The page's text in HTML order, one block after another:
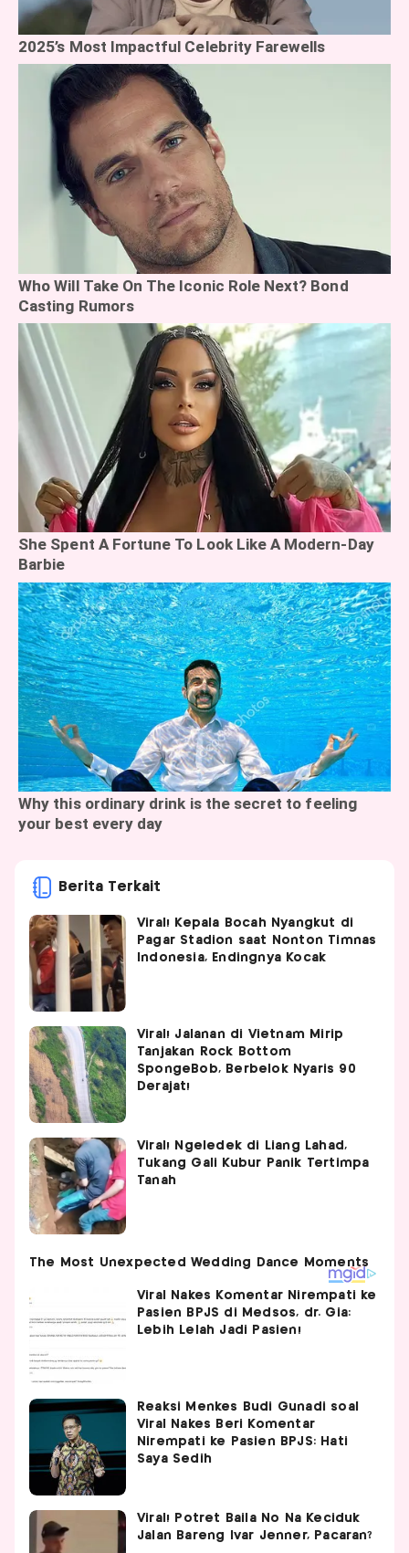
Berita Terkait
Viral! Kepala Bocah Nyangkut di
Pagar Stadion saat Nonton Timnas
Indonesia, Endingnya Kocak
Viral! Jalanan di Vietnam Mirip
Tanjakan Rock Bottom
SpongeBob, Berbelok Nyaris 90
Derajat!
Viral! Ngeledek di Liang Lahad,
Tukang Gali Kubur Panik Tertimpa
Tanah
Viral Nakes Komentar Nirempati ke
Pasien BPJS di Medsos, dr. Gia:
Lebih Lelah Jadi Pasien!
Reaksi Menkes Budi Gunadi soal
Viral Nakes Beri Komentar
Nirempati ke Pasien BPJS: Hati
Saya Sedih
Viral! Potret Baila No Na Keciduk
Jalan Bareng Ivar Jenner, Pacaran?